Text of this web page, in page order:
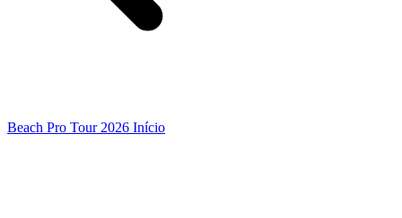
Beach Pro Tour 2026 Início